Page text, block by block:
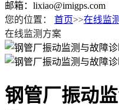
邮箱：lixiao@imigps.com
您的位置：
首页>>在线监
在线监测方案
钢管厂振动